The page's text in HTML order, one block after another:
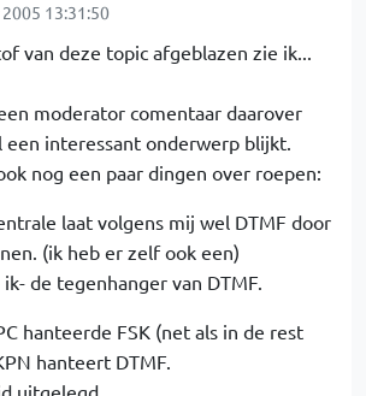
13:31:50
van deze topic afgeblazen zie ik...
moderator comentaar daarover
een interessant onderwerp blijkt.
nog een paar dingen over roepen:
laat volgens mij wel DTMF door
(ik heb er zelf ook een)
de tegenhanger van DTMF.
hanteerde FSK (net als in de rest
hanteert DTMF.
uitgelegd.